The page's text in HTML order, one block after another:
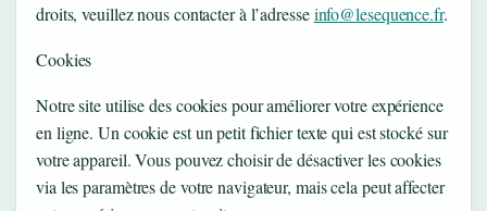
droits, veuillez nous contacter à l’adresseinfo@lesequence.fr.
Cookies
Notre site utilise des cookies pour améliorer votre expérience
en ligne. Un cookie est un petit fichier texte qui est stocké sur
votre appareil. Vous pouvez choisir de désactiver les cookies
via les paramètres de votre navigateur, mais cela peut affecter